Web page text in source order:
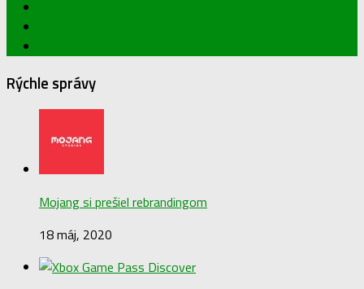
Rýchle správy
Mojang si prešiel rebrandingom
18 máj, 2020